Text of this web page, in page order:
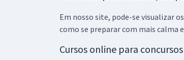
Em nosso site, pode-se visualizar
como se preparar com mais calma
Cursos online para concursos